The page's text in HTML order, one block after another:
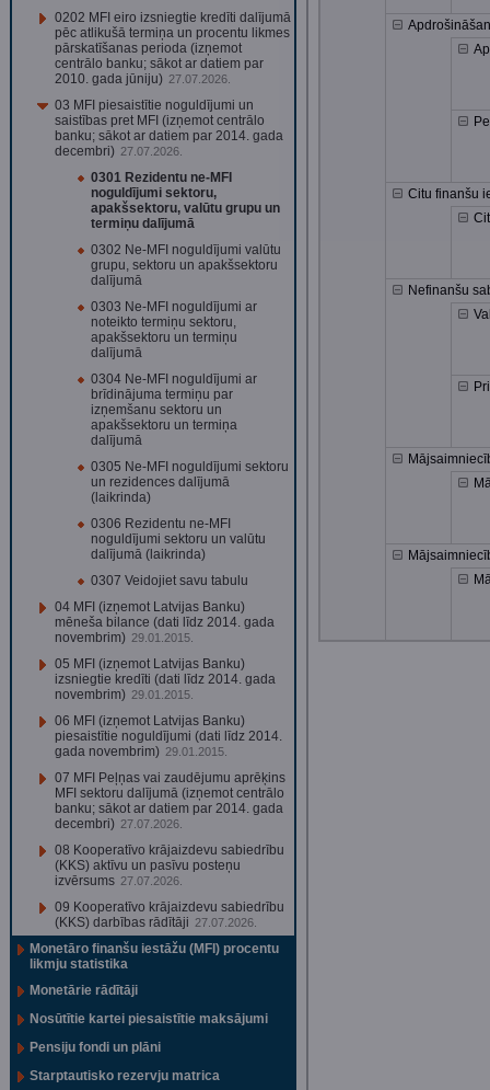
0202 MFI eiro izsniegtie kredīti dalījumā
pēc atlikušā termiņa un procentu likmes
pārskatīšanas perioda (izņemot
centrālo banku; sākot ar datiem par
2010. gada jūniju) 27.07.2026.
03 MFI piesaistītie noguldījumi un
saistības pret MFI (izņemot centrālo
banku; sākot ar datiem par 2014. gada
decembri) 27.07.2026.
0301 Rezidentu ne-MFI
noguldījumi sektoru,
apakšsektoru, valūtu grupu un
termiņu dalījumā
0302 Ne-MFI noguldījumi valūtu
grupu, sektoru un apakšsektoru
dalījumā
0303 Ne-MFI noguldījumi ar
noteikto termiņu sektoru,
apakšsektoru un termiņu
dalījumā
0304 Ne-MFI noguldījumi ar
brīdinājuma termiņu par
izņemšanu sektoru un
apakšsektoru un termiņa
dalījumā
0305 Ne-MFI noguldījumi sektoru
un rezidences dalījumā
(laikrinda)
0306 Rezidentu ne-MFI
noguldījumi sektoru un valūtu
dalījumā (laikrinda)
0307 Veidojiet savu tabulu
04 MFI (izņemot Latvijas Banku)
mēneša bilance (dati līdz 2014. gada
novembrim) 29.01.2015.
05 MFI (izņemot Latvijas Banku)
izsniegtie kredīti (dati līdz 2014. gada
novembrim) 29.01.2015.
06 MFI (izņemot Latvijas Banku)
piesaistītie noguldījumi (dati līdz 2014.
gada novembrim) 29.01.2015.
07 MFI Peļņas vai zaudējumu aprēķins
MFI sektoru dalījumā (izņemot centrālo
banku; sākot ar datiem par 2014. gada
decembri) 27.07.2026.
08 Kooperatīvo krājaizdevu sabiedrību
(KKS) aktīvu un pasīvu posteņu
izvērsums 27.07.2026.
09 Kooperatīvo krājaizdevu sabiedrību
(KKS) darbības rādītāji 27.07.2026.
Monetāro finanšu iestāžu (MFI) procentu
likmju statistika
Monetārie rādītāji
Nosūtītie kartei piesaistītie maksājumi
Pensiju fondi un plāni
Starptautisko rezervju matrica
Citu finanšu
Nefinanšu